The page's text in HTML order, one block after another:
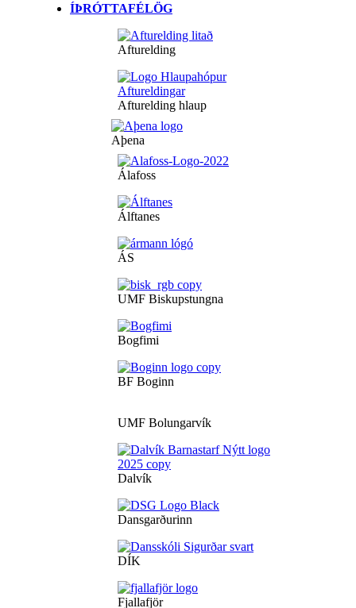
ÍÞRÓTTAFÉLÖG
Afturelding
Afturelding hlaup
Aþena
Álafoss
Álftanes
ÁS
UMF Biskupstungna
Bogfimi
BF Boginn
UMF Bolungarvík
Dalvík
Dansgarðurinn
DÍK
Fjallafjör